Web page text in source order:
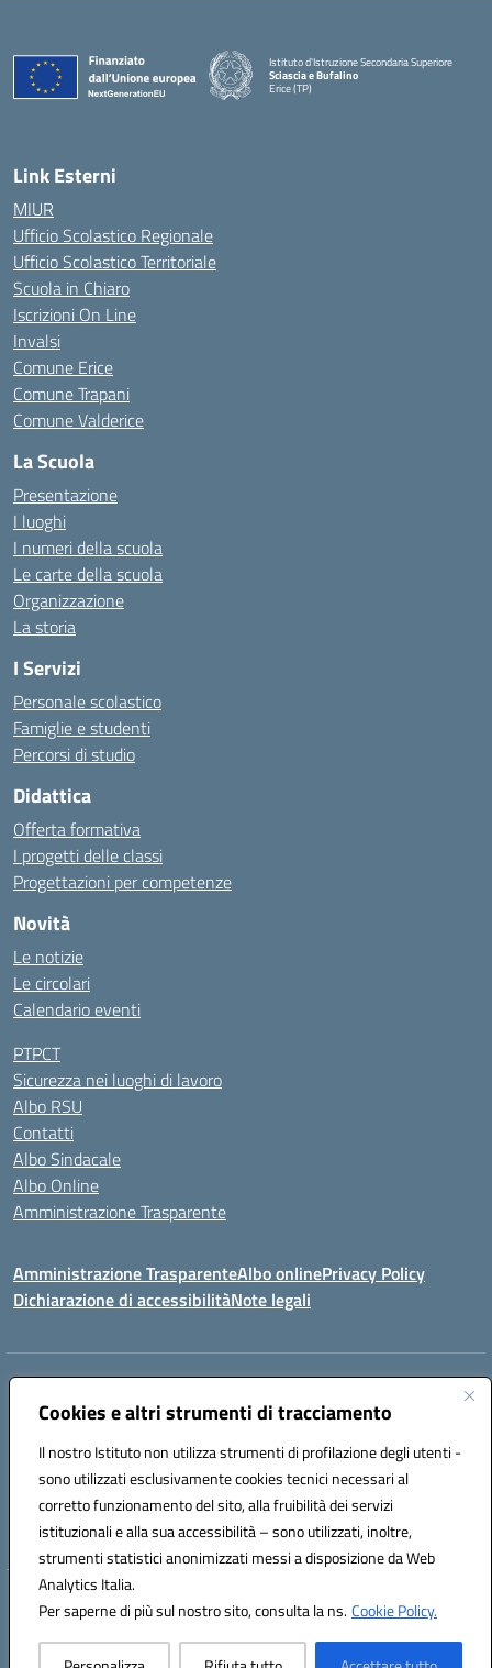
Cookies e altri strumenti di tracciamento
Il nostro Istituto non utilizza strumenti di profilazione degli utenti -
sono utilizzati esclusivamente cookies tecnici necessari al
corretto funzionamento del sito, alla fruibilità dei servizi
istituzionali e alla sua accessibilità – sono utilizzati, inoltre,
strumenti statistici anonimizzati messi a disposizione da Web
Analytics Italia.
Per saperne di più sul nostro sito, consulta la ns.Cookie Policy.
Istituto d'Istruzione Secondaria Superiore
Sciascia e Bufalino
Erice (TP)
Link Esterni
MIUR
Ufficio Scolastico Regionale
Ufficio Scolastico Territoriale
Scuola in Chiaro
Iscrizioni On Line
Invalsi
Comune Erice
Comune Trapani
Comune Valderice
La Scuola
Presentazione
I luoghi
I numeri della scuola
Le carte della scuola
Organizzazione
La storia
I Servizi
Personale scolastico
Famiglie e studenti
Percorsi di studio
Didattica
Offerta formativa
I progetti delle classi
Progettazioni per competenze
Novità
Le notizie
Le circolari
Calendario eventi
PTPCT
Sicurezza nei luoghi di lavoro
Albo RSU
Contatti
Albo Sindacale
Albo Online
Amministrazione Trasparente
Amministrazione TrasparenteAlbo onlinePrivacy Policy
Dichiarazione di accessibilitàNote legali
Centralino:
Posta elettronica certificata (PEC):tpis02200a@pec.istruzione.it
Codice fiscale: 93066580817
Codice meccanografico:TPIS02200A
VIA CESARÒ, 36 - 91016 ERICE - CASA SANTA (TP)
Telefono: 0923569559
Hosting & Powered by 3D Solution S.r.l.
Concept & Design by Designers Italia